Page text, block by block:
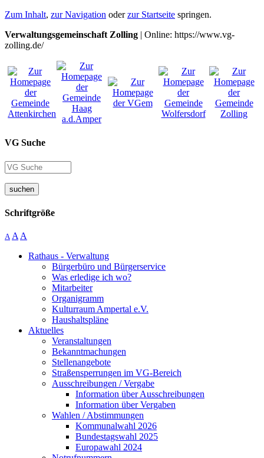
Zum Inhalt, zur Navigation oderzur Startseite springen.
Verwaltungsgemeinschaft Zolling | Online: https://www.vg-
zolling.de/
VG Suche
suchen
Schriftgröße
A A A
Rathaus - Verwaltung
Bürgerbüro und Bürgerservice
Was erledige ich wo?
Mitarbeiter
Organigramm
Kulturraum Ampertal e.V.
Haushaltspläne
Aktuelles
Veranstaltungen
Bekanntmachungen
Stellenangebote
Straßensperrungen im VG-Bereich
Ausschreibungen / Vergabe
Information über Ausschreibungen
Information über Vergaben
Wahlen / Abstimmungen
Kommunalwahl 2026
Bundestagswahl 2025
Europawahl 2024